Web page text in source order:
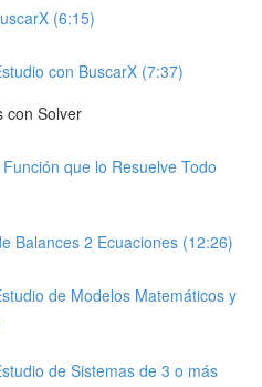
(6:15)
con BuscarX (7:37)
con Solver
que lo Resuelve Todo
Balances 2 Ecuaciones (12:26)
de Modelos Matemáticos y
de Sistemas de 3 o más